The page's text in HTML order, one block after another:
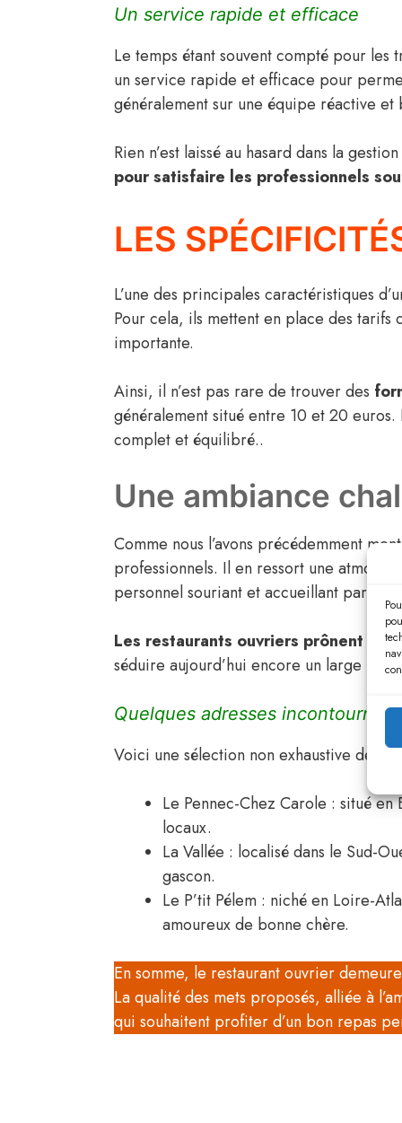
Un service rapide et efficace
Le temps étant souvent compté pour les
un service rapide et efficace pour
généralement sur une équipe réactive
Rien n’est laissé au hasard dans la
pour satisfaire les professionnels
LES
L’une des principales caractéristiques
Pour cela, ils mettent en place des
importante.
Ainsi, il n’est pas rare de trouver des
généralement situé entre 10 et 20
complet et équilibré..
Une ambiance
Comme nous l’avons précédemment
professionnels. Il en ressort une
personnel souriant et accueillant
Les restaurants ouvriers prônent
séduire aujourd’hui encore un large
Quelques adresses
Voici une sélection non exhaustive de
Le Pennec-Chez Carole : situé
locaux.
La Vallée : localisé dans le Sud-
gascon.
Le P’tit Pélem : niché en Loire-
amoureux de bonne chère.
En somme, le restaurant ouvrier
La qualité des mets proposés, alliée à
qui souhaitent profiter d’un bon repas